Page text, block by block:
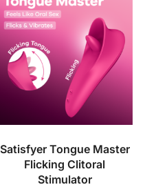
Satisfyer Tongue Master
Flicking Clitoral
Stimulator